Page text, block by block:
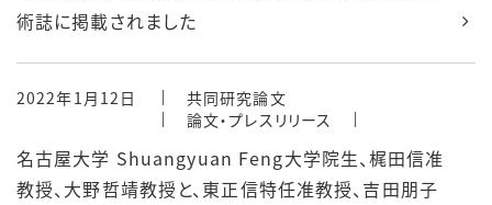
術誌に掲載されました
2022年1月12日
共同研究論文
論文・プレスリリース
名古屋大学 Shuangyuan Feng大学院生、梶田信准
教授、大野哲靖教授と、東正信特任准教授、吉田朋子